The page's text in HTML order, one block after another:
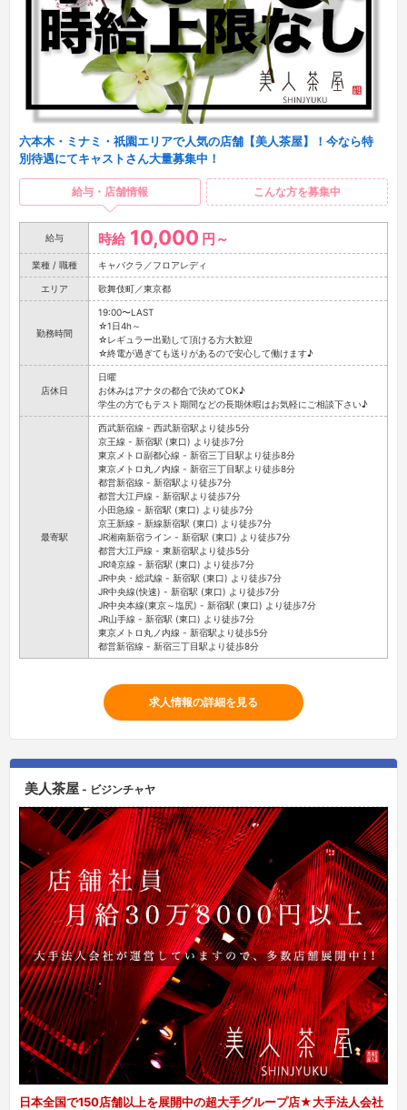
六本木・ミナミ・祇園エリアで人気の店舗【美人茶屋】！今なら特
別待遇にてキャストさん大量募集中！
給与・店舗情報 こんな方を募集中
給与 時給 10,000 円～
業種 / 職種 キャバクラ／フロアレディ
エリア 歌舞伎町／東京都
勤務時間
19:00〜LAST
☆1日4h～
☆レギュラー出勤して頂ける方大歓迎
☆終電が過ぎても送りがあるので安心して働けます♪
店休日
日曜
お休みはアナタの都合で決めてOK♪
学生の方でもテスト期間などの長期休暇はお気軽にご相談下さい♪
最寄駅
西武新宿線 - 西武新宿駅より徒歩5分
京王線 - 新宿駅 (東口) より徒歩7分
東京メトロ副都心線 - 新宿三丁目駅より徒歩8分
東京メトロ丸ノ内線 - 新宿三丁目駅より徒歩8分
都営新宿線 - 新宿駅より徒歩7分
都営大江戸線 - 新宿駅より徒歩7分
小田急線 - 新宿駅 (東口) より徒歩7分
京王新線 - 新線新宿駅 (東口) より徒歩7分
JR湘南新宿ライン - 新宿駅 (東口) より徒歩7分
都営大江戸線 - 東新宿駅より徒歩5分
JR埼京線 - 新宿駅 (東口) より徒歩7分
JR中央・総武線 - 新宿駅 (東口) より徒歩7分
JR中央線(快速) - 新宿駅 (東口) より徒歩7分
JR中央本線(東京～塩尻) - 新宿駅 (東口) より徒歩7分
JR山手線 - 新宿駅 (東口) より徒歩7分
東京メトロ丸ノ内線 - 新宿駅より徒歩5分
都営新宿線 - 新宿三丁目駅より徒歩8分
求人情報の詳細を見る
美人茶屋 - ビジンチャヤ
日本全国で150店舗以上を展開中の超大手グループ店★大手法人会社